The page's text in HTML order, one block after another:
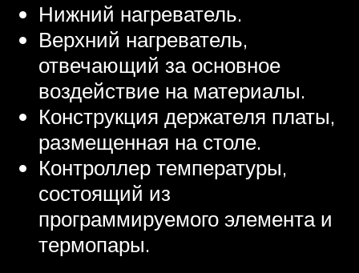
Нижний нагреватель.
Верхний нагреватель,
отвечающий за основное
воздействие на материалы.
Конструкция держателя платы,
размещенная на столе.
Контроллер температуры,
состоящий из
программируемого элемента и
термопары.